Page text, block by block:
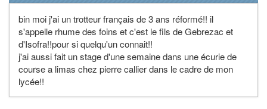
bin moi j'ai un trotteur français de 3 ans réformé!! il
s'appelle rhume des foins et c'est le fils de Gebrezac et
d'Isofra!!pour si quelqu'un connait!!
j'ai aussi fait un stage d'une semaine dans une écurie de
course a limas chez pierre callier dans le cadre de mon
lycée!!